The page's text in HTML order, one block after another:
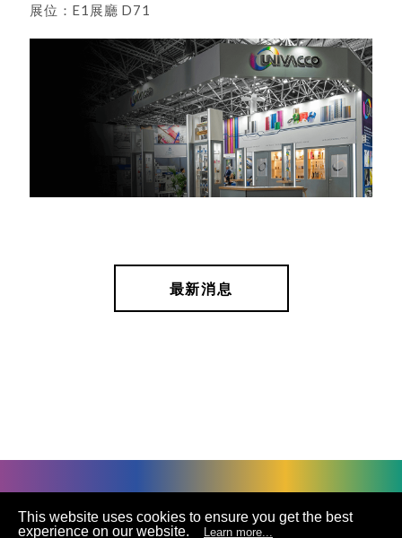
展位：E1展廳 D71
最新消息
This website uses cookies to ensure you get the best
experience on our website.
Learn more...